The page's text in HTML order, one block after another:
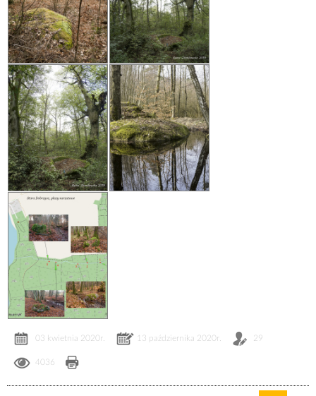
03 kwietnia 2020r. 13 października 2020r. 29
4036